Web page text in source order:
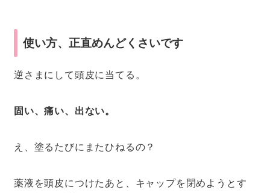
使い方、正直めんどくさいです
逆さまにして頭皮に当てる。
固い、痛い、出ない。
え、塗るたびにまたひねるの？
薬液を頭皮につけたあと、キャップを閉めようとす